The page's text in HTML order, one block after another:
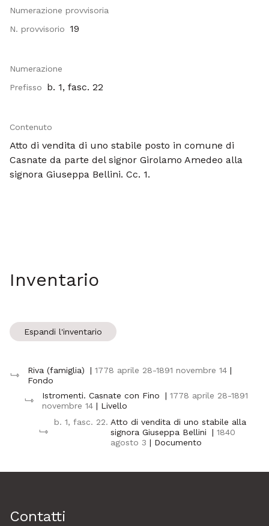
Numerazione provvisoria
N. provvisorio
19
Numerazione
Prefisso
b. 1, fasc. 22
Contenuto
Atto di vendita di uno stabile posto in comune di
Casnate da parte del signor Girolamo Amedeo alla
signora Giuseppa Bellini. Cc. 1.
Inventario
Espandi l'inventario
Riva (famiglia) | 1778 aprile 28-1891 novembre 14 |
Fondo
Istromenti. Casnate con Fino
| 1778 aprile 28-1891
novembre 14 | Livello
b. 1, fasc. 22. Atto di vendita di uno stabile alla
signora Giuseppa Bellini
| 1840
agosto 3 | Documento
Contatti